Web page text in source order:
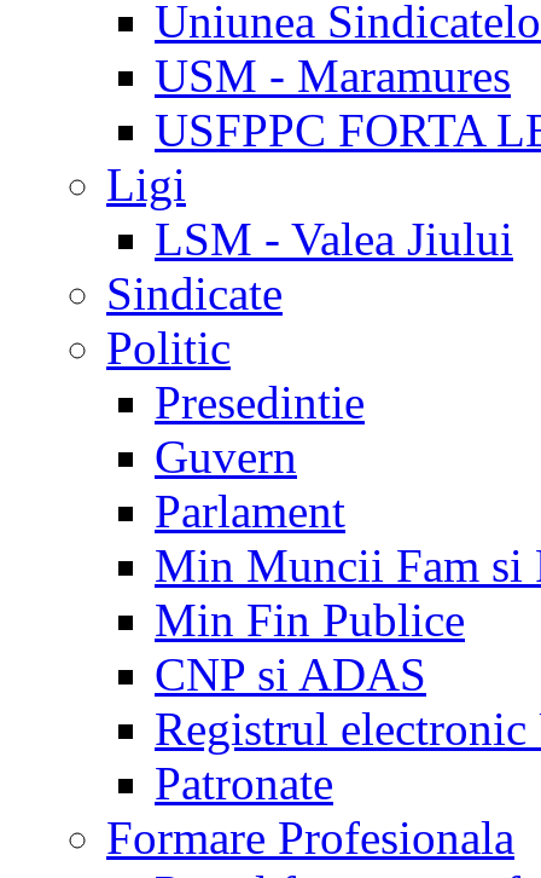
Uniunea
USM - Maramures
USFPPC FORTA
Ligi
LSM - Valea Jiului
Sindicate
Politic
Presedintie
Guvern
Parlament
Min Muncii Fam si
Min Fin Publice
CNP si ADAS
Registrul electronic
Patronate
Formare Profesionala